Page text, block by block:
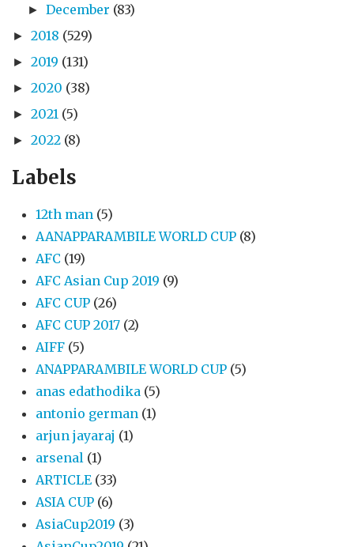
►December (83)
► 2018 (529)
► 2019 (131)
► 2020 (38)
► 2021 (5)
► 2022 (8)
Labels
12th man (5)
AANAPPARAMBILE WORLD CUP (8)
AFC (19)
AFC Asian Cup 2019 (9)
AFC CUP (26)
AFC CUP 2017 (2)
AIFF (5)
ANAPPARAMBILE WORLD CUP (5)
anas edathodika (5)
antonio german (1)
arjun jayaraj (1)
arsenal (1)
ARTICLE (33)
ASIA CUP (6)
AsiaCup2019 (3)